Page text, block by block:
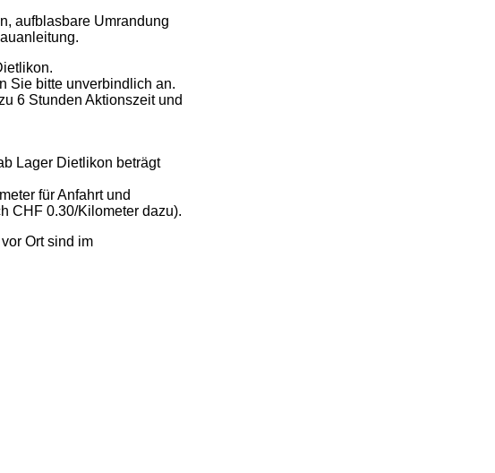
aufblasbare Umrandung
Sie bitte unverbindlich an.
6 Stunden Aktionszeit und
Lager Dietlikon beträgt
für Anfahrt und
CHF 0.30/Kilometer dazu).
Ort sind im